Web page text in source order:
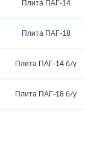
Плита ПАГ-14
Плита ПАГ-18
Плита ПАГ-14 б/у
Плита ПАГ-18 б/у